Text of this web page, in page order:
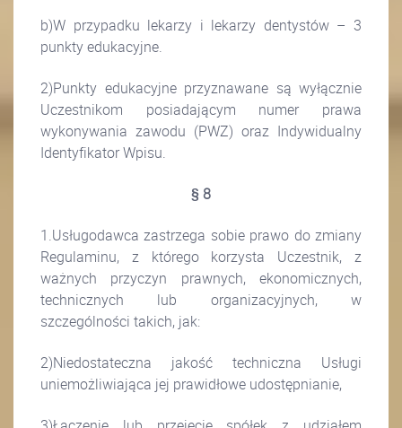
b)W przypadku lekarzy i lekarzy dentystów – 3
punkty edukacyjne.
2)Punkty edukacyjne przyznawane są wyłącznie
Uczestnikom posiadającym numer prawa
wykonywania zawodu (PWZ) oraz Indywidualny
Identyfikator Wpisu.
§ 8
1.Usługodawca zastrzega sobie prawo do zmiany
Regulaminu, z którego korzysta Uczestnik, z
ważnych przyczyn prawnych, ekonomicznych,
technicznych lub organizacyjnych, w
szczególności takich, jak:
2)Niedostateczna jakość techniczna Usługi
uniemożliwiająca jej prawidłowe udostępnianie,